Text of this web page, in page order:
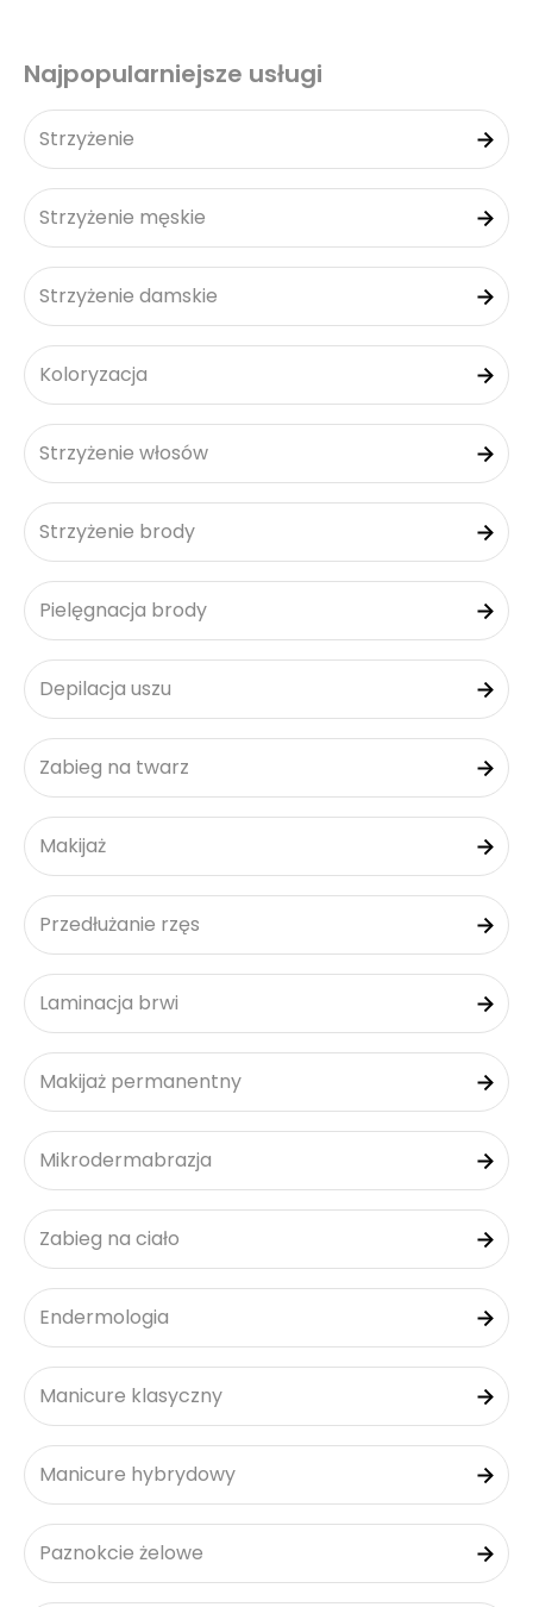
Najpopularniejsze usługi
Strzyżenie
Strzyżenie męskie
Strzyżenie damskie
Koloryzacja
Strzyżenie włosów
Strzyżenie brody
Pielęgnacja brody
Depilacja uszu
Zabieg na twarz
Makijaż
Przedłużanie rzęs
Laminacja brwi
Makijaż permanentny
Mikrodermabrazja
Zabieg na ciało
Endermologia
Manicure klasyczny
Manicure hybrydowy
Paznokcie żelowe